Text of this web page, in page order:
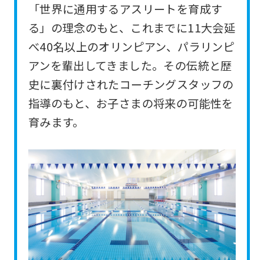
「世界に通用するアスリートを育成す
る」の理念のもと、これまでに11大会延
べ40名以上のオリンピアン、パラリンピ
アンを輩出してきました。その伝統と歴
史に裏付けされたコーチングスタッフの
指導のもと、お子さまの将来の可能性を
育みます。
For
foreigners
Central
Sports
is
automatically
translated
into
English.
Click